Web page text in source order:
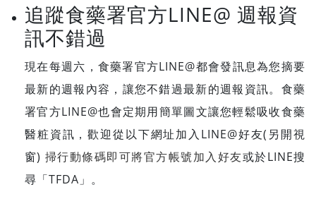
追蹤食藥署官方LINE@ 週報資
訊不錯過
現在每週六，食藥署官方LINE@都會發訊息為您摘要
最新的週報內容，讓您不錯過最新的週報資訊。食藥
署官方LINE@也會定期用簡單圖文讓您輕鬆吸收食藥
醫粧資訊，歡迎從以下網址加入LINE@好友(另開視
窗) 掃行動條碼即可將官方帳號加入好友或於LINE搜
尋「TFDA」。